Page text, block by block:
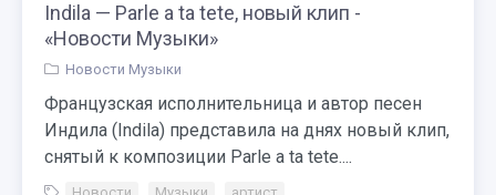
Indila — Parle a ta tete, новый клип -
«Новости Музыки»
Новости Музыки
Французская исполнительница и автор песен
Индила (Indila) представила на днях новый клип,
снятый к композиции Parle a ta tete....